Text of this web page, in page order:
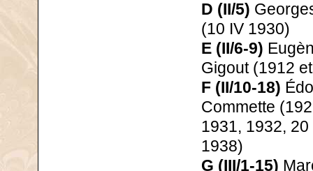
D (II/5)
(10 IV 1930)
E (II/6-9)
Gigout (1912
F (II/10-18)
Commette
1931, 1932, 20
1938)
G (III/1-15)